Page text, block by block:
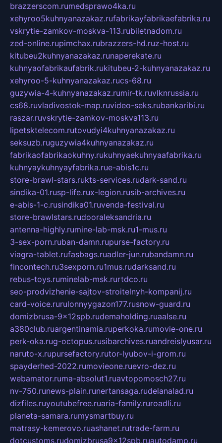
brazzerscom.rumedsprawo4ka.ru
xehyroo5kuhnyanazakaz.rufabrikayfabrikaefabrika.ru
vskrytie-zamkov-moskva-113.rubiletnadom.ru
zed-online.rupimchax.rubrazzers-hd.ruz-host.ru
kitubeu2kuhnyanazakaz.runaperekate.ru
kuhnyaofabrikaufabrik.rukitubeu-2-kuhnyanazakaz.ru
xehyroo-5-kuhnyanazakaz.rucs-68.ru
guzywia-4-kuhnyanazakaz.rumir-tk.ruvlknrussia.ru
cs68.ruvladivostok-map.ruvideo-seks.rubankaribi.ru
raszar.ruvskrytie-zamkov-moskva113.ru
lipetsktelecom.rutovudyi4kuhnyanazakaz.ru
seksuzb.ruguzywia4kuhnyanazakaz.ru
fabrikaofabrikaokuhny.rukuhnyaekuhnyaafabrika.ru
kuhnyaykuhnyayfabrika.rue-abis1c.ru
store-brawl-stars.rukts-services.rudark-sand.ru
sindika-01.rusp-life.rux-legion.rusib-archives.ru
e-abis-1-c.rusindika01.ruvenda-festival.ru
store-brawlstars.rudooraleksandria.ru
antenna-highly.rumine-lab-msk.ru1-mus.ru
3-sex-porn.ruban-damn.rupurse-factory.ru
viagra-tablet.rufasbags.ruadler-jun.rubandamn.ru
fincontech.ru3sexporn.ru1mus.rudarksand.ru
rebus-toys.ruminelab-msk.rurtdco.ru
seo-prodvizhenie-sajtov-stroitelnyh-kompanij.ru
card-voice.rurulonnyygazon177.rusnow-guard.ru
domizbrusa-9x12spb.rudemaholding.ruaalse.ru
a380club.ruargentinamia.ruperkoka.rumovie-one.ru
perk-oka.rug-octopus.rusibarchives.ruandreislyusar.ru
naruto-x.rupursefactory.rutor-lyubov-i-grom.ru
spayderhed-2022.rumovieone.ruevro-dez.ru
webamator.ruma-absolut1.ruavtopomosch27.ru
nv-750.runews-plain.runertansaga.rudelanalad.ru
dizfiles.ruyoutubefree.ruaria-family.ruroadli.ru
planeta-samara.rumysmartbuy.ru
matrasy-kemerovo.ruashanet.rutrade-farm.ru
dotcustoms.rudomizbrusa9x12spb.ruautodamp.ru